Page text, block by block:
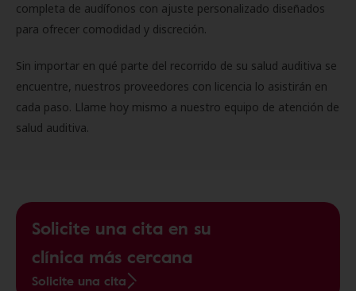
completa de audífonos con ajuste personalizado diseñados
para ofrecer comodidad y discreción.
Sin importar en qué parte del recorrido de su salud auditiva se
encuentre, nuestros proveedores con licencia lo asistirán en
cada paso. Llame hoy mismo a nuestro equipo de atención de
salud auditiva.
Solicite una cita en su
clínica más cercana
Solicite una cita